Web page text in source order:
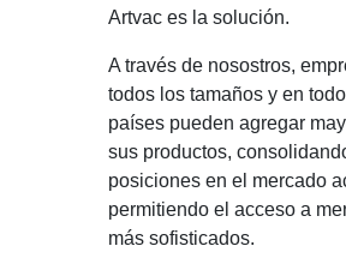
Artvac es la solución.
A través de nosostros,
todos los tamaños y en
países pueden agregar
sus productos,
posiciones en el mercado
permitiendo el acceso a
más sofisticados.